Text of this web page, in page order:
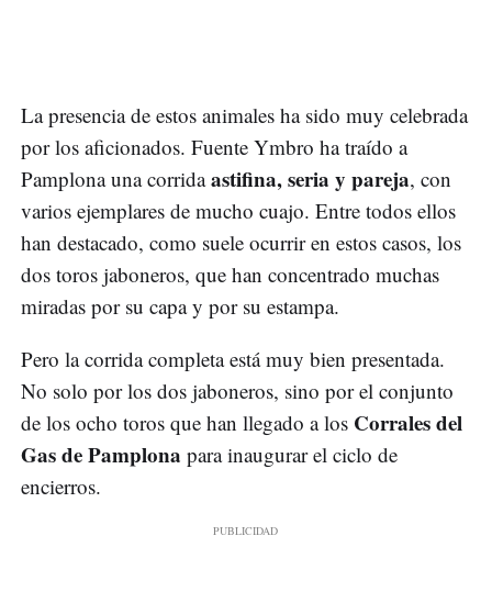
La presencia de estos animales ha sido muy celebrada
por los aficionados. Fuente Ymbro ha traído a
Pamplona una corridaastifina, seria y pareja, con
varios ejemplares de mucho cuajo. Entre todos ellos
han destacado, como suele ocurrir en estos casos, los
dos toros jaboneros, que han concentrado muchas
miradas por su capa y por su estampa.
Pero la corrida completa está muy bien presentada.
No solo por los dos jaboneros, sino por el conjunto
de los ocho toros que han llegado a los Corrales del
Gas de Pamplona para inaugurar el ciclo de
encierros.